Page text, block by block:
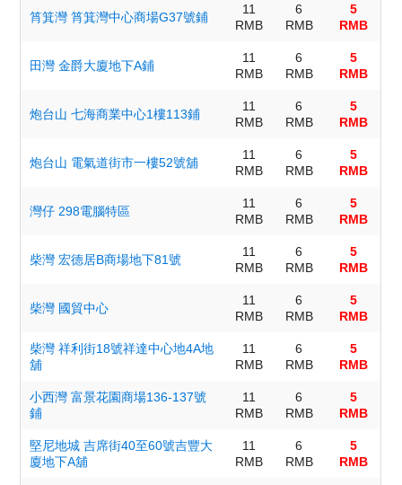
筲箕灣 筲箕灣中心商場G37號鋪
11
RMB
6
RMB
5
RMB
田灣 金爵大廈地下A鋪
11
RMB
6
RMB
5
RMB
炮台山 七海商業中心1樓113鋪
11
RMB
6
RMB
5
RMB
炮台山 電氣道街市一樓52號舖
11
RMB
6
RMB
5
RMB
灣仔 298電腦特區
11
RMB
6
RMB
5
RMB
柴灣 宏德居B商場地下81號
11
RMB
6
RMB
5
RMB
柴灣 國貿中心
11
RMB
6
RMB
5
RMB
柴灣 祥利街18號祥達中心地4A地
舖
11
RMB
6
RMB
5
RMB
小西灣 富景花園商場136-137號
鋪
11
RMB
6
RMB
5
RMB
堅尼地城 吉席街40至60號吉豐大
廈地下A舖
11
RMB
6
RMB
5
RMB